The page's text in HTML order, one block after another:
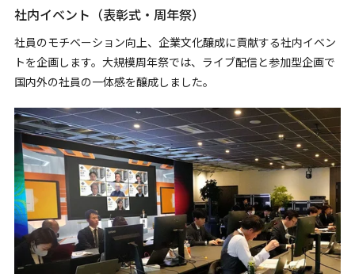
社内イベント（表彰式・周年祭）
社員のモチベーション向上、企業文化醸成に貢献する社内イベン
トを企画します。大規模周年祭では、ライブ配信と参加型企画で
国内外の社員の一体感を醸成しました。